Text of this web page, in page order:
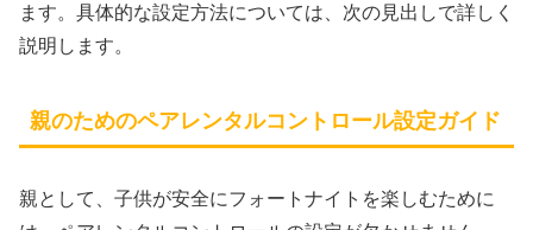
ます。具体的な設定方法については、次の見出しで詳しく
説明します。
親のためのペアレンタルコントロール設定ガイド
親として、子供が安全にフォートナイトを楽しむために